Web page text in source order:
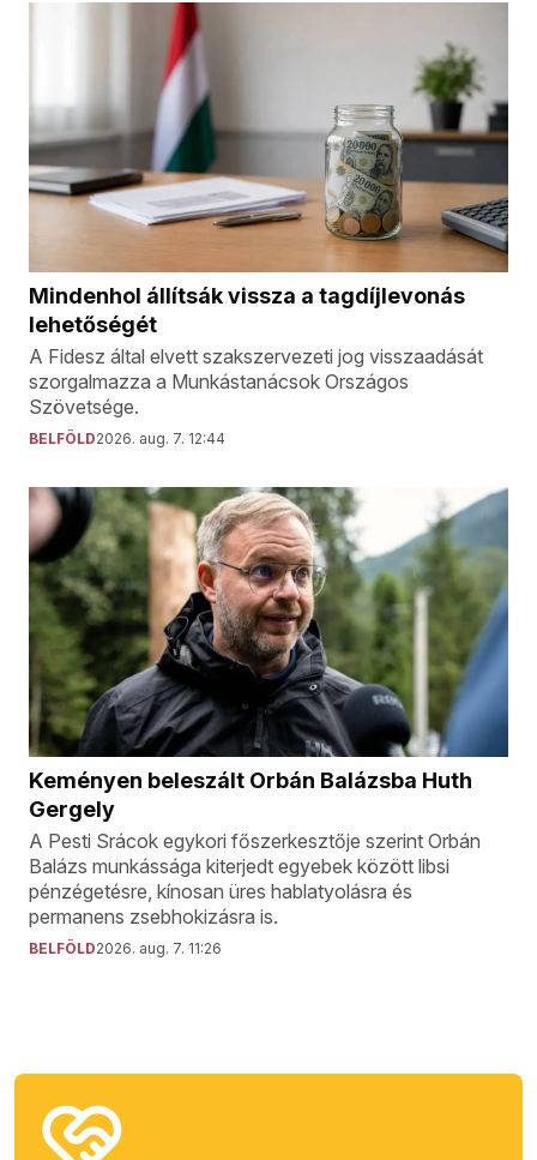
Mindenhol állítsák vissza a tagdíjlevonás
lehetőségét
A Fidesz által elvett szakszervezeti jog visszaadását
szorgalmazza a Munkástanácsok Országos
Szövetsége.
BELFÖLD2026. aug. 7. 12:44
Keményen beleszált Orbán Balázsba Huth
Gergely
A Pesti Srácok egykori főszerkesztője szerint Orbán
Balázs munkássága kiterjedt egyebek között libsi
pénzégetésre, kínosan üres hablatyolásra és
permanens zsebhokizásra is.
BELFÖLD2026. aug. 7. 11:26